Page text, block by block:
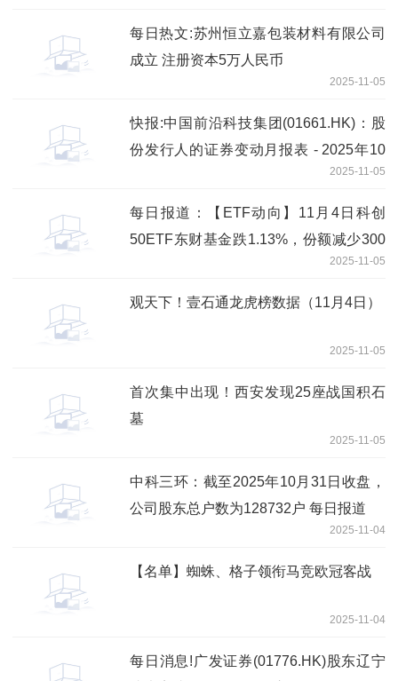
每日热文:苏州恒立嘉包装材料有限公司
成立 注册资本5万人民币
2025-11-05
快报:中国前沿科技集团(01661.HK)：股
份发行人的证券变动月报表 - 2025年10
2025-11-05
每日报道：【ETF动向】11月4日科创
50ETF东财基金跌1.13%，份额减少300
2025-11-05
观天下！壹石通龙虎榜数据（11月4日）
2025-11-05
首次集中出现！西安发现25座战国积石
墓
2025-11-05
中科三环：截至2025年10月31日收盘，
公司股东总户数为128732户 每日报道
2025-11-04
【名单】蜘蛛、格子领衔马竞欧冠客战
2025-11-04
每日消息!广发证券(01776.HK)股东辽宁